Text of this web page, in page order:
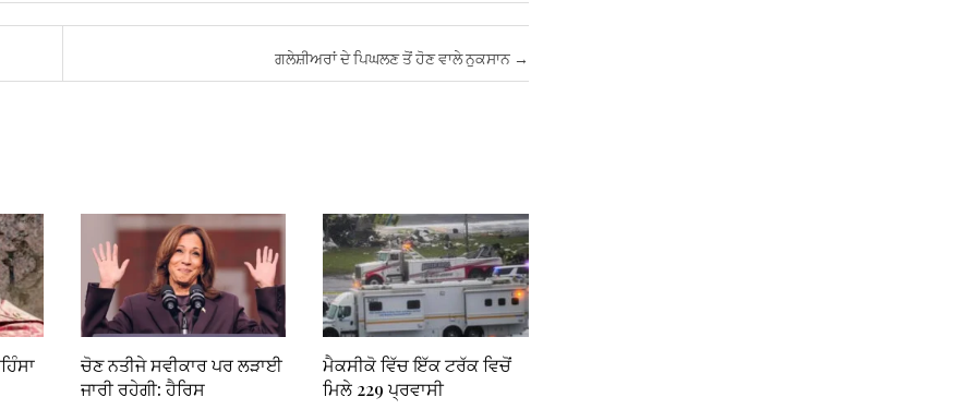
ਗਲੇਸ਼ੀਅਰਾਂ ਦੇ ਪਿਘਲਣ ਤੋਂ ਹੋਣ ਵਾਲੇ ਨੁਕਸਾਨ →
ਚੋਣ ਨਤੀਜੇ ਸਵੀਕਾਰ ਪਰ ਲੜਾਈ
ਜਾਰੀ ਰਹੇਗੀ: ਹੈਰਿਸ
ਮੈਕਸੀਕੋ ਵਿੱਚ ਇੱਕ ਟਰੱਕ ਵਿਚੋਂ
ਮਿਲੇ 229 ਪ੍ਰਵਾਸੀ